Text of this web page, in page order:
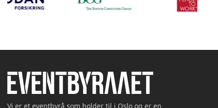
Vi er et eventbyrå som holder til i Oslo og er en